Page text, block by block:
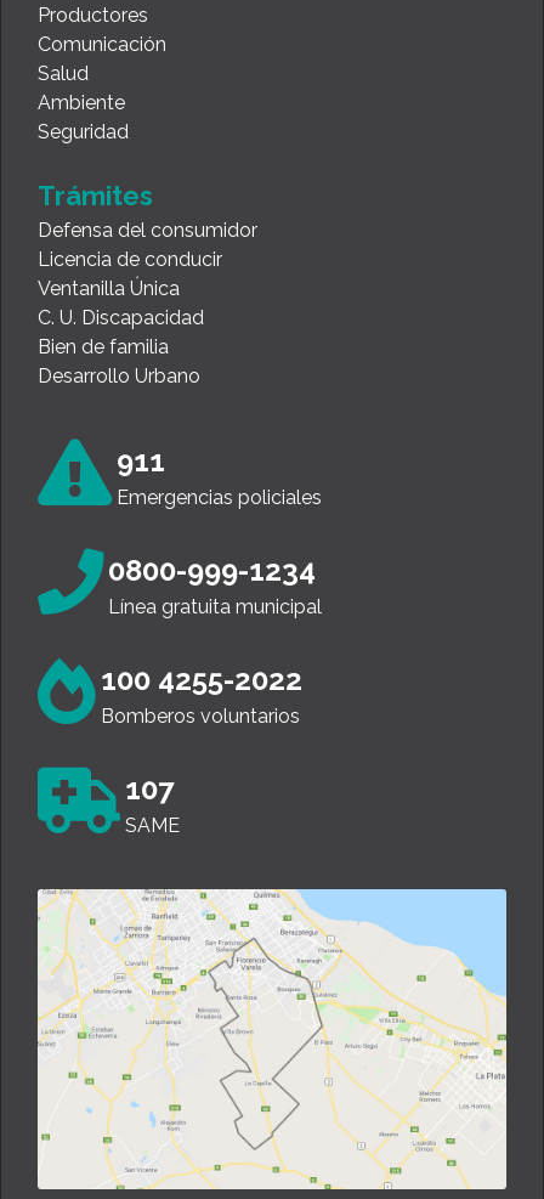
Productores
Comunicación
Salud
Ambiente
Seguridad
Trámites
Defensa del consumidor
Licencia de conducir
Ventanilla Única
C. U. Discapacidad
Bien de familia
Desarrollo Urbano
911
Emergencias policiales
0800-999-1234
Línea gratuita municipal
100 4255-2022
Bomberos voluntarios
107
SAME